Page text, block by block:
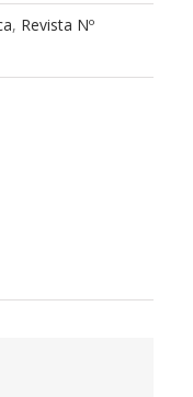
, Revista Nº